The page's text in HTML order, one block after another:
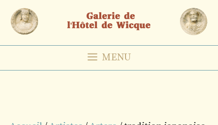
Aller
contenu
MENU